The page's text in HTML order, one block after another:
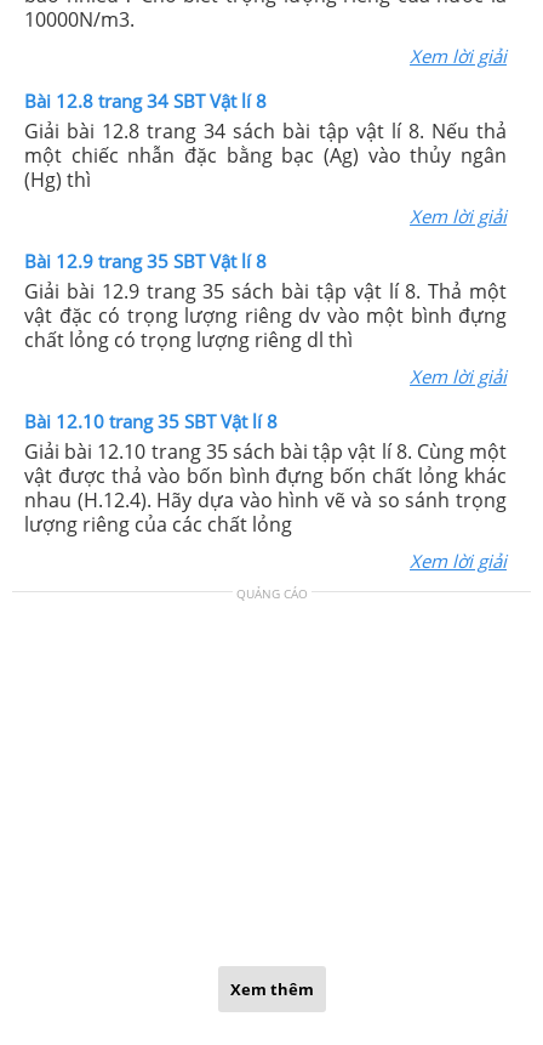
10000N/m3.
Xem lời giải
Bài 12.8 trang 34 SBT Vật lí 8
Giải bài 12.8 trang 34 sách bài tập vật lí 8. Nếu thả
một chiếc nhẫn đặc bằng bạc (Ag) vào thủy ngân
(Hg) thì
Xem lời giải
Bài 12.9 trang 35 SBT Vật lí 8
Giải bài 12.9 trang 35 sách bài tập vật lí 8. Thả một
vật đặc có trọng lượng riêng dv vào một bình đựng
chất lỏng có trọng lượng riêng dl thì
Xem lời giải
Bài 12.10 trang 35 SBT Vật lí 8
Giải bài 12.10 trang 35 sách bài tập vật lí 8. Cùng một
vật được thả vào bốn bình đựng bốn chất lỏng khác
nhau (H.12.4). Hãy dựa vào hình vẽ và so sánh trọng
lượng riêng của các chất lỏng
Xem lời giải
QUẢNG CÁO
Xem thêm